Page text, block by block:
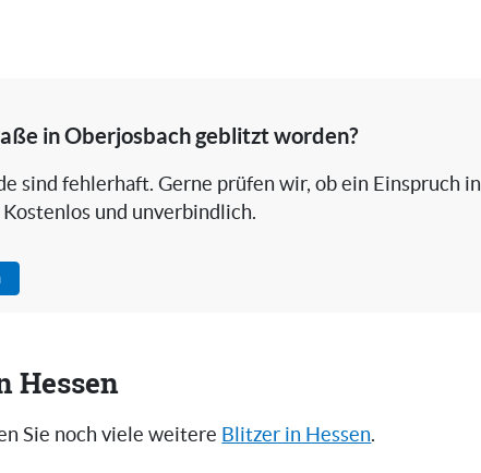
in Oberjosbach geblitzt worden?
sind fehlerhaft. Gerne prüfen wir, ob ein Einspruch in
Kostenlos und unverbindlich.
Hessen
Sie noch viele weitere Blitzer in Hessen.